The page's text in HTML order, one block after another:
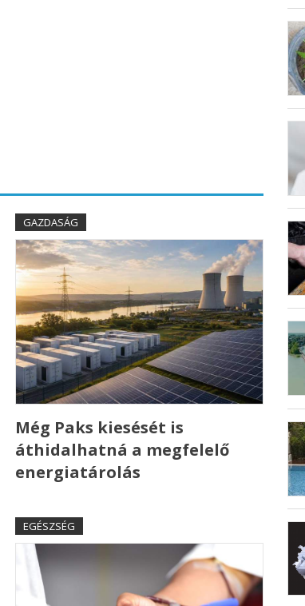
GAZDASÁG
Még Paks kiesését is
áthidalhatná a megfelelő
energiatárolás
EGÉSZSÉG